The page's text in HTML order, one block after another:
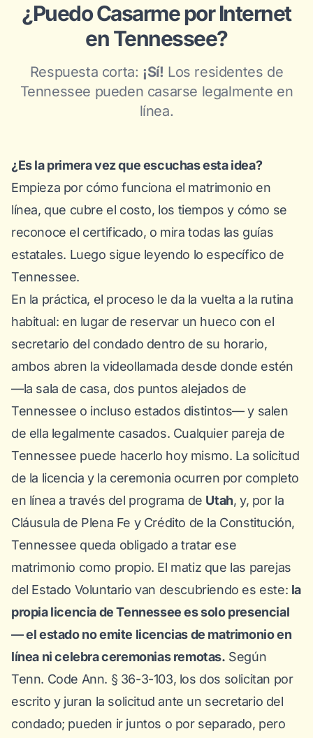
¿Puedo Casarme por Internet
en Tennessee?
Respuesta corta: ¡Sí! Los residentes de
Tennessee pueden casarse legalmente en
línea.
¿Es la primera vez que escuchas esta idea?
Empieza por cómo funciona el matrimonio en
línea, que cubre el costo, los tiempos y cómo se
reconoce el certificado, o miratodas las guías
estatales. Luego sigue leyendo lo específico de
Tennessee.
En la práctica, el proceso le da la vuelta a la rutina
habitual: en lugar de reservar un hueco con el
secretario del condado dentro de su horario,
ambos abren la videollamada desde donde estén
—la sala de casa, dos puntos alejados de
Tennessee o incluso estados distintos— y salen
de ella legalmente casados. Cualquier pareja de
Tennessee puede hacerlo hoy mismo. La solicitud
de la licencia y la ceremonia ocurren por completo
en línea a través del programa de Utah, y, por la
Cláusula de Plena Fe y Crédito de la Constitución,
Tennessee queda obligado a tratar ese
matrimonio como propio. El matiz que las parejas
del Estado Voluntario van descubriendo es este: la
propia licencia de Tennessee es solo presencial
— el estado no emite licencias de matrimonio en
línea ni celebra ceremonias remotas. Según
Tenn. Code Ann. § 36-3-103, los dos solicitan por
escrito y juran la solicitud ante un secretario del
condado; pueden ir juntos o por separado, pero